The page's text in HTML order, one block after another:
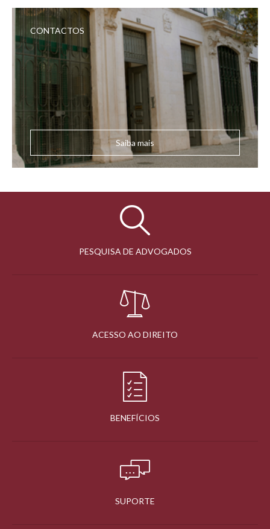
CONTACTOS
Saiba mais
PESQUISA DE ADVOGADOS
ACESSO AO DIREITO
BENEFÍCIOS
SUPORTE